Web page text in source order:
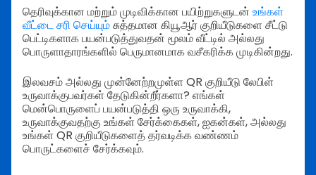
தெரிவுக்கான மற்றும் முடிவிக்கான பயிற்றுகளுடன் உங்கள்
வீட்டை சரி செய்யும்சுத்தமான கியூஆர் குறியீடுகளை சீட்டு
பெட்டிகளாக பயன்படுத்துவதன் மூலம் வீட்டில் அல்லது
பொருளாதாரங்களில் பெருமானமாக வசீகரிக்க முடிகின்றது.
இலவசம் அல்லது முன்னேற்றமுள்ள QR குறியீடு லேபிள்
உருவாக்குபவர்கள் தேடுகின்றீர்களா? எங்கள்
மென்பொருளைப் பயன்படுத்தி ஒரு உருவாக்கி,
உருவாக்குவதற்கு உங்கள் சேர்க்கைகள், ஐகன்கள், அல்லது
உங்கள் QR குறியீடுகளைத் தர்வடிக்க வண்ணம்
பொருட்களைச் சேர்க்கவும்.